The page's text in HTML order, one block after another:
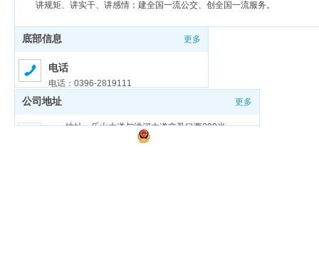
讲规矩、讲实干、讲感情；建全国一流公交、创全国一流服务。
底部信息 更多
电话
电话：0396-2819111
邮箱
邮箱：zmdgongjiao@sina.com
公司地址 更多
地址：乐山大道与洪河大道交叉口西200米